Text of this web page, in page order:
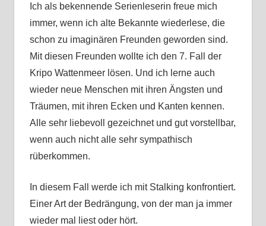
Ich als bekennende Serienleserin freue mich
immer, wenn ich alte Bekannte wiederlese, die
schon zu imaginären Freunden geworden sind.
Mit diesen Freunden wollte ich den 7. Fall der
Kripo Wattenmeer lösen. Und ich lerne auch
wieder neue Menschen mit ihren Ängsten und
Träumen, mit ihren Ecken und Kanten kennen.
Alle sehr liebevoll gezeichnet und gut vorstellbar,
wenn auch nicht alle sehr sympathisch
rüberkommen.
In diesem Fall werde ich mit Stalking konfrontiert.
Einer Art der Bedrängung, von der man ja immer
wieder mal liest oder hört.